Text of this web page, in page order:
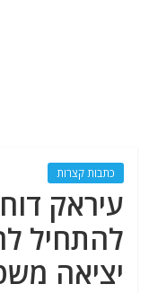
כתבות קצרות
עיראק
להתחיל
יציאה